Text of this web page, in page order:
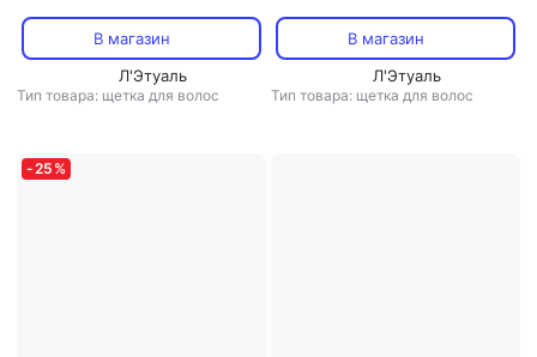
сахарной ваты / The Girlie
Detangling Brush for Fine hair
В магазин
Л'Этуаль
Тип товара: щетка для волос
разноцветной зефирки / The
Girlie Detangling Brush for
В магазин
Л'Этуаль
Тип товара: щетка для волос
-25 %